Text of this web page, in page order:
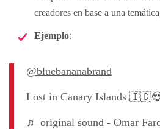
creadores en base a una
Ejemplo:
@bluebananabrand
Lost in Canary Islands
♬ original sound - Omar